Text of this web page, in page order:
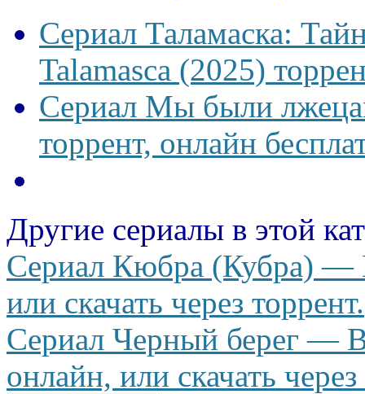
Сериал Таламаска:
Talamasca (2025)
Сериал Мы были
торрент, онлайн
Другие сериалы в этой
Сериал Кюбра (Кубра) —
или скачать через торрент.
Сериал Черный берег —
онлайн, или скачать